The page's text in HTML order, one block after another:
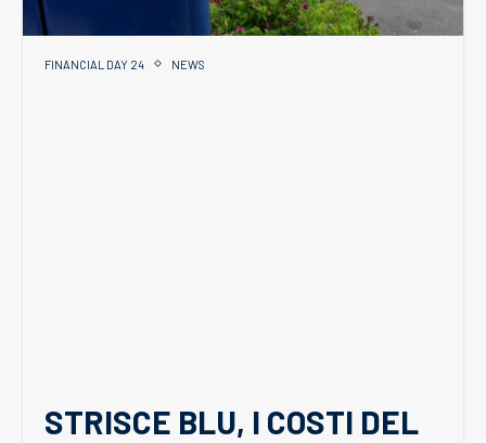
FINANCIAL DAY 24 NEWS
STRISCE BLU, I COSTI DEL